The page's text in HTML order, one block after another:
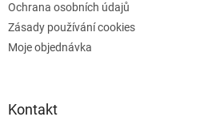
Ochrana osobních údajů
Zásady používání cookies
Moje objednávka
Kontakt